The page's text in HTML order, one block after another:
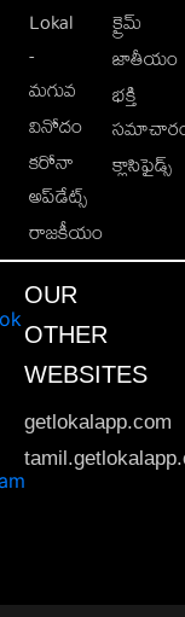
Lokal
-
మగువ
వినోదం
కరోనా
అప్‌డేట్స్
రాజకీయం
క్రైమ్
జాతీయం
భక్తి
క్లాసిఫైడ్స్
OUR
OTHER
WEBSITES
getlokalapp.com